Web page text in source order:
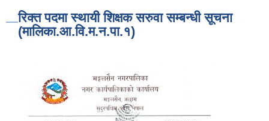
रिक्त पदमा स्थायी शिक्षक सरुवा सम्बन्धी सूचना
(मालिका.आ.वि.म.न.पा.१)